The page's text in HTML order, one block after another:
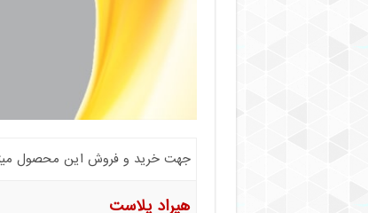
جهت خرید و فروش این محصول
هیراد پلاست